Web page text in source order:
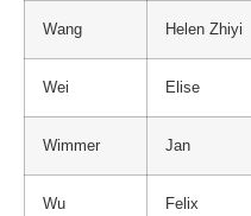
Wang Helen Zhiyi
Wei Elise
Wimmer Jan
Wu Felix